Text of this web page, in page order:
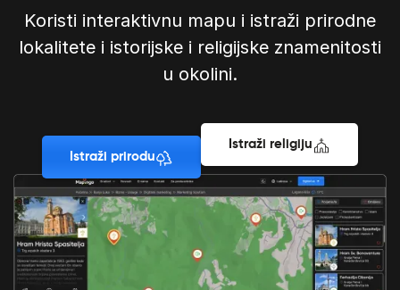
Koristi interaktivnu mapu i istraži prirodne
lokalitete i istorijske i religijske znamenitosti
u okolini.
Istraži prirodu
Istraži religiju